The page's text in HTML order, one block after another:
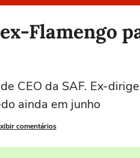
Flamengo
CEO da SAF. Ex-
ainda em junho
comentários